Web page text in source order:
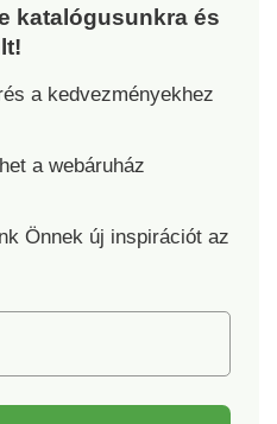
katalógusunkra és
a kedvezményekhez
a webáruház
Önnek új inspirációt az